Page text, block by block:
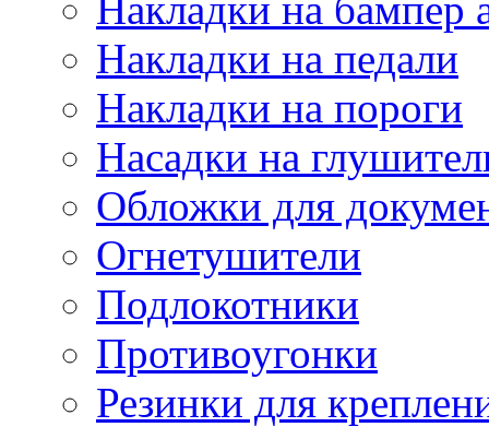
Накладки на педали
Накладки на пороги
Насадки на
Обложки для
Огнетушители
Подлокотники
Противоугонки
Резинки для